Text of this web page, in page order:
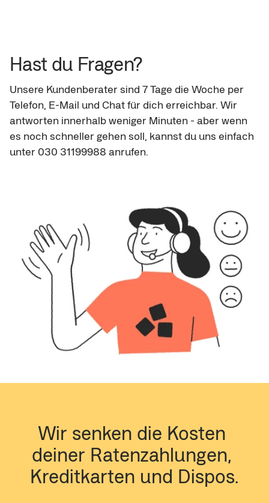
Hast du Fragen?
Unsere Kundenberater sind 7 Tage die Woche per
Telefon, E-Mail und Chat für dich erreichbar. Wir
antworten innerhalb weniger Minuten - aber wenn
es noch schneller gehen soll, kannst du uns einfach
unter 030 31199988 anrufen.
Wir senken die Kosten
deiner Ratenzahlungen,
Kreditkarten und Dispos.